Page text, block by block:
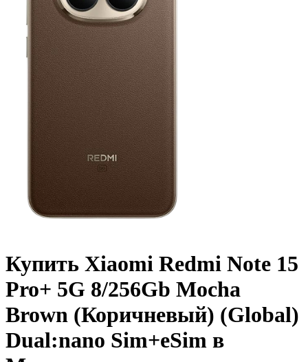
Купить Xiaomi Redmi Note 15
Pro+ 5G 8/256Gb Mocha
Brown (Коричневый) (Global)
Dual:nano Sim+eSim в